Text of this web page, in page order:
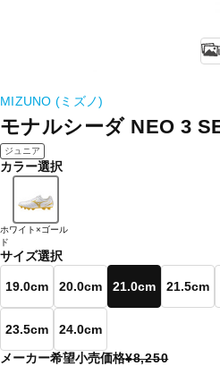
MIZUNO (ミズノ)
モナルシーダ NEO 3
ジュニア
カラー選択
ホワイト×ゴール
ド
サイズ選択
19.0cm 20.0cm 21.0cm 21.5cm
23.5cm
24.0cm
メーカー希望小売価格¥8,250